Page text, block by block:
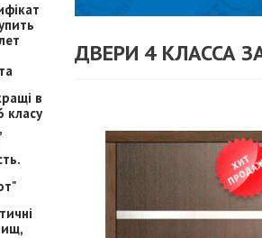
в
класу
ДВЕРИ 4 КЛАССА